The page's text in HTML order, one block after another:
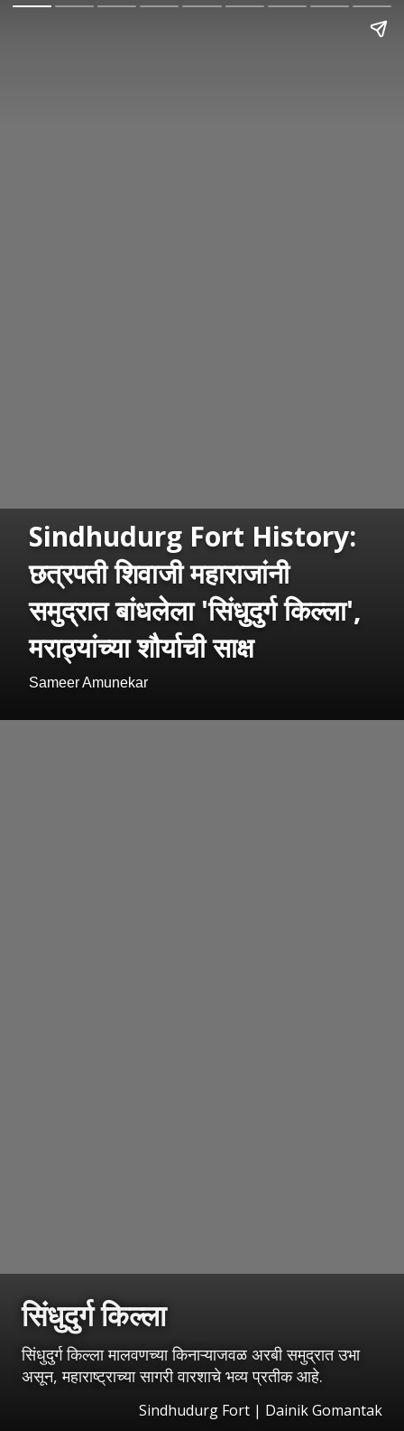
Sindhudurg Fort History:
छत्रपती शिवाजी महाराजांनी
समुद्रात बांधलेला 'सिंधुदुर्ग किल्ला',
मराठ्यांच्या शौर्याची साक्ष
Sameer Amunekar
सिंधुदुर्ग किल्ला
सिंधुदुर्ग किल्ला मालवणच्या किनाऱ्याजवळ अरबी समुद्रात उभा
असून, महाराष्ट्राच्या सागरी वारशाचे भव्य प्रतीक आहे.
Sindhudurg Fort | Dainik Gomantak